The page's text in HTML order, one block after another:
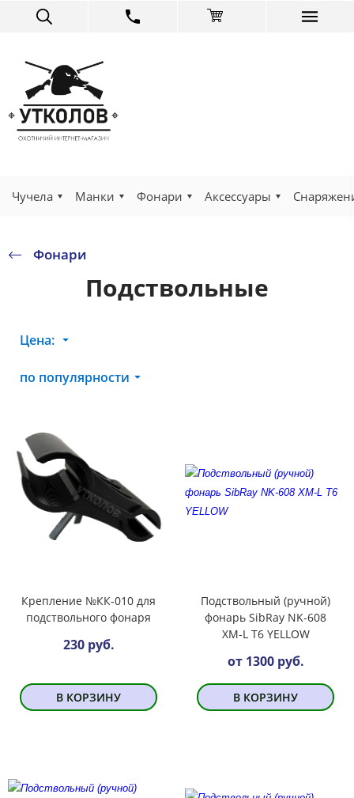
Чучела Манки Фонари Аксессуары
Фонари
Подствольные
Цена:
по популярности
Крепление №КК-010 для
подствольного фонаря
230 руб.
В КОРЗИНУ
Подствольный (ручной)
фонарь SibRay NK-608
XM-L T6 YELLOW
от 1300 руб.
В КОРЗИНУ